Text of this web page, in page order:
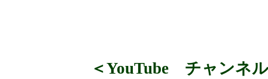
＜YouTube チャンネ